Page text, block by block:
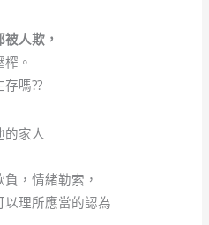
人欺，
。
嗎??
家人
，情緒勒索，
理所應當的認為